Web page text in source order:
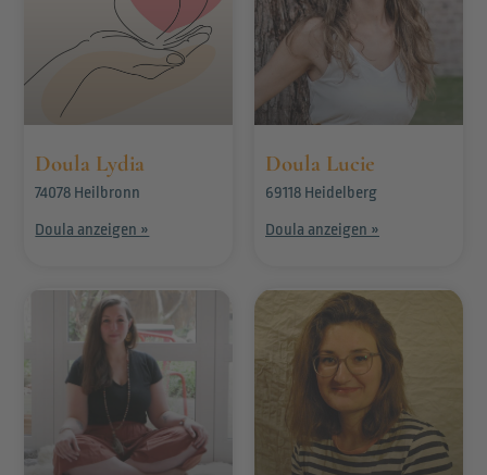
Doula Lydia
74078 Heilbronn
Doula anzeigen »
Doula Lucie
69118 Heidelberg
Doula anzeigen »